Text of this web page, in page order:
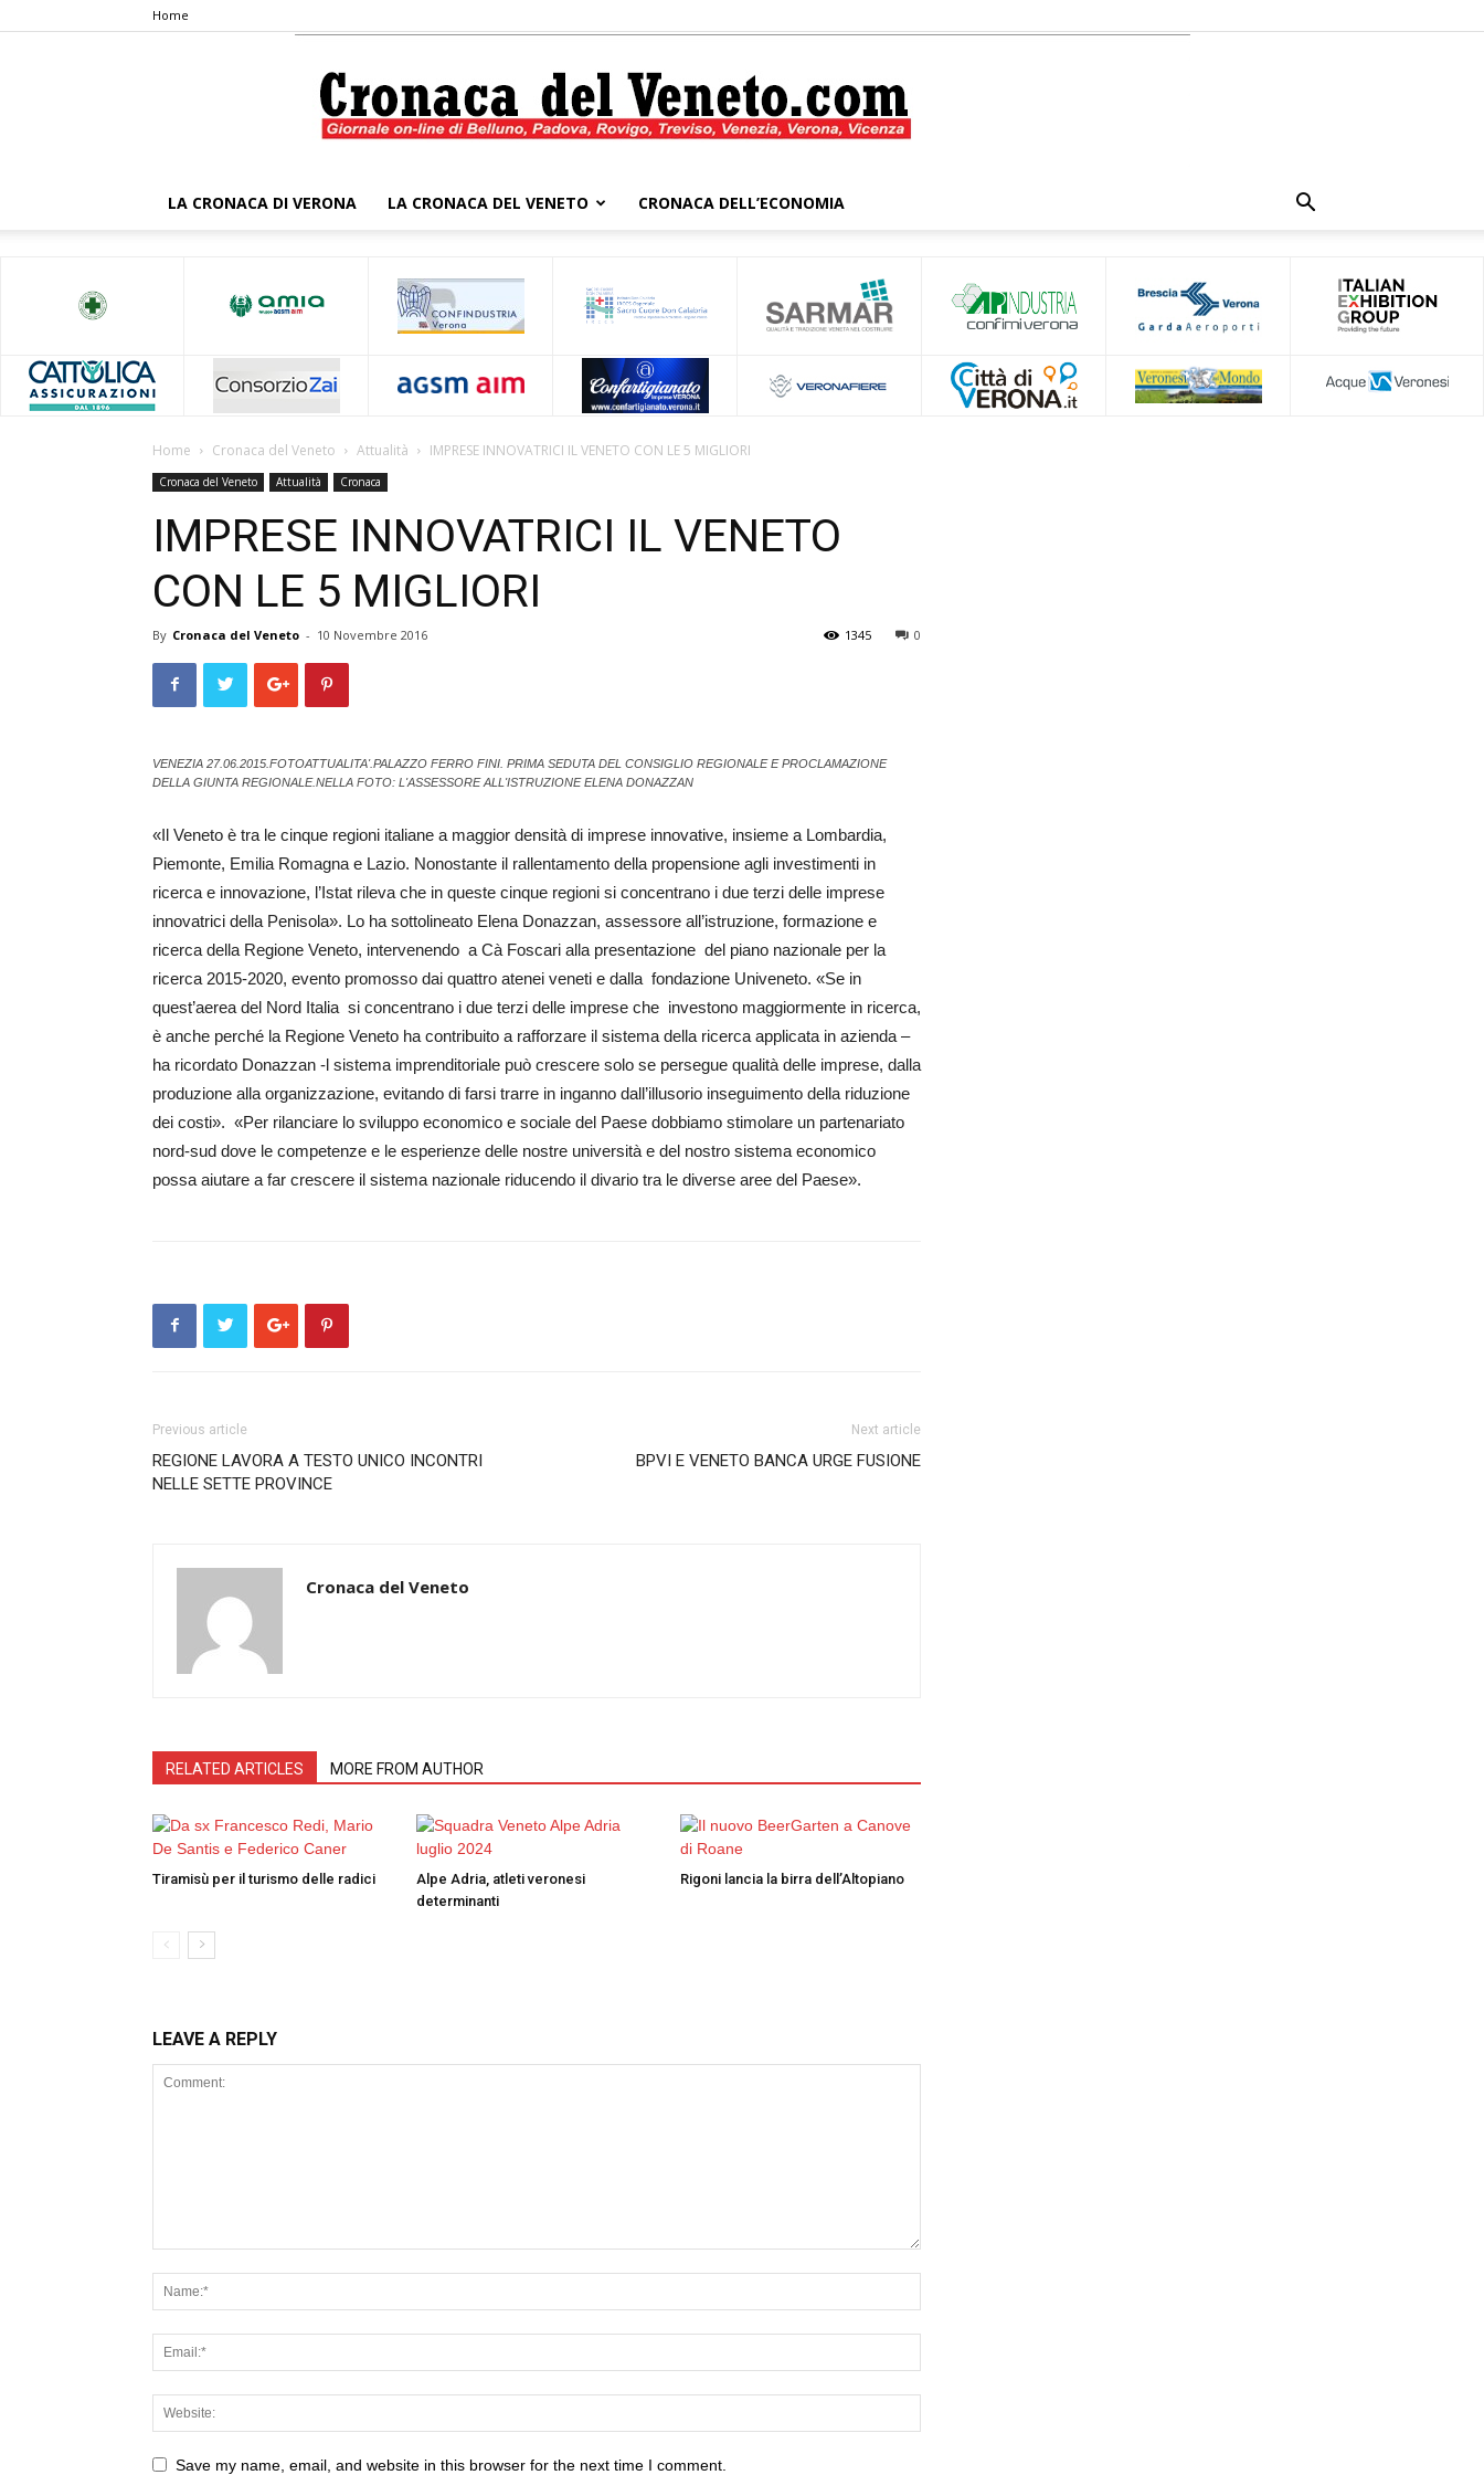
Home
Veneto
LA CRONACA DI VERONA LA CRONACA DEL VENETO CRONACA DELL’ECONOMIA
Home Cronaca del Veneto Attualità IMPRESE INNOVATRICI IL VENETO CON LE 5 MIGLIORI
Cronaca del Veneto Attualità Cronaca
IMPRESE INNOVATRICI IL VENETO
CON LE 5 MIGLIORI
By Cronaca del Veneto - 10 Novembre 2016 0
1345
VENEZIA 27.06.2015.FOTOATTUALITA'.PALAZZO FERRO FINI. PRIMA SEDUTA DEL CONSIGLIO REGIONALE E PROCLAMAZIONE
DELLA GIUNTA REGIONALE.NELLA FOTO: L'ASSESSORE ALL'ISTRUZIONE ELENA DONAZZAN
«Il Veneto è tra le cinque regioni italiane a maggior densità di imprese innovative, insieme a Lo­m­bardia,
Piemonte, Emilia Ro­m­­agna e Lazio. Nonostante il rallentamento della propensione agli investimenti in
ricerca e innovazione, l’Istat rileva che in queste cinque regioni si concentrano i due terzi delle imprese
innovatrici della Penisola». Lo ha sottolineato El­ena Don­azzan, assessore all’­istruzione, form­azione e
ricerca della Reg­ione Veneto, intervenendo a Cà Foscari alla presentazione del pia­­no nazionale per la
ricerca 2015-2020, evento promosso dai quattro atenei veneti e dalla fondazione Univeneto. «Se in
quest’aerea del Nord Italia si concentrano i due terzi delle imprese che investono maggiormente in ricerca,
è anche perché la Regione Veneto ha contribuito a rafforzare il sistema della ricerca applicata in azienda –
ha ricordato Donazzan -l sistema imprenditoriale può crescere solo se persegue qualità delle imprese, dalla
produzione alla organizzazione, evitando di farsi trarre in inganno dall’illusorio inseguimento della riduzione
dei costi». «Per rilanciare lo sviluppo economico e sociale del Paese dobbiamo stimolare un partenariato
nord-sud dove le competenze e le esperienze delle nostre università e del nostro sistema economico
possa aiutare a far crescere il sistema nazionale riducendo il divario tra le diverse aree del Paese».
Previous article
REGIONE LAVORA A TESTO UNICO INCONTRI
NELLE SETTE PROVINCE
Next article
BPVI E VENETO BANCA URGE FUSIONE
Cronaca del Veneto
RELATED ARTICLES MORE FROM AUTHOR
Tiramisù per il turismo delle radici
Alpe Adria, atleti veronesi
determinanti
Rigoni lancia la birra dell’Altopiano
LEAVE A REPLY
Save my name, email, and website in this browser for the next time I comment.